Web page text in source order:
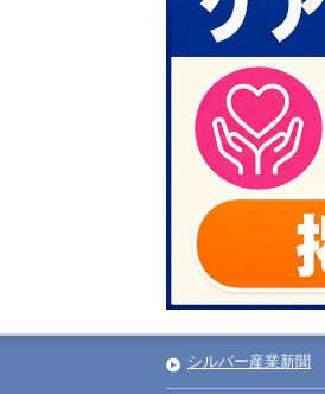
シルバー産業新聞